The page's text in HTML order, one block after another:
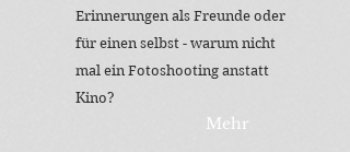
Erinnerungen als Freunde oder
für einen selbst - warum nicht
mal ein Fotoshooting anstatt
Kino?
Mehr